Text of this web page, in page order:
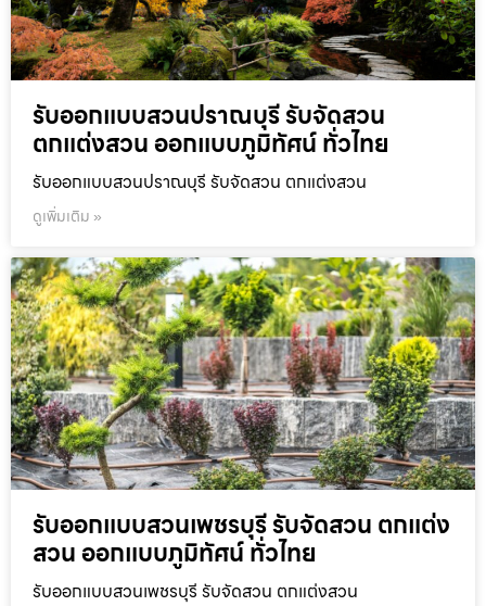
รับออกแบบสวนปราณบุรี รับจัดสวน
ตกแต่งสวน ออกแบบภูมิทัศน์ ทั่วไทย
รับออกแบบสวนปราณบุรี รับจัดสวน ตกแต่งสวน
ดูเพิ่มเติม »
รับออกแบบสวนเพชรบุรี รับจัดสวน ตกแต่ง
สวน ออกแบบภูมิทัศน์ ทั่วไทย
รับออกแบบสวนเพชรบุรี รับจัดสวน ตกแต่งสวน